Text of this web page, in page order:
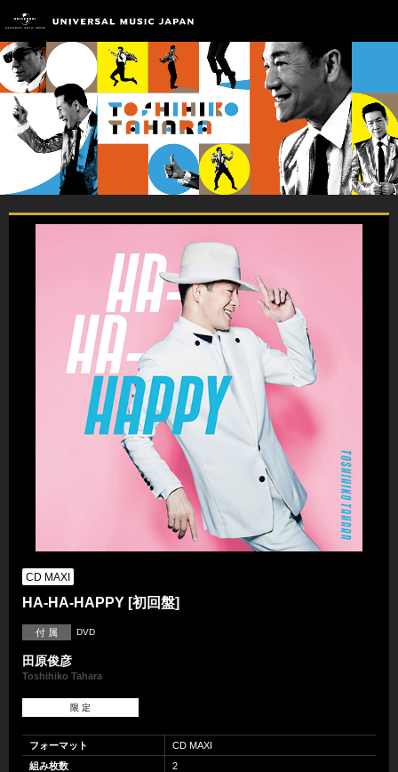
CD MAXI
HA-HA-HAPPY [初回盤]
付 属 DVD
田原俊彦
Toshihiko Tahara
限 定
フォーマット
CD MAXI
組み枚数
2